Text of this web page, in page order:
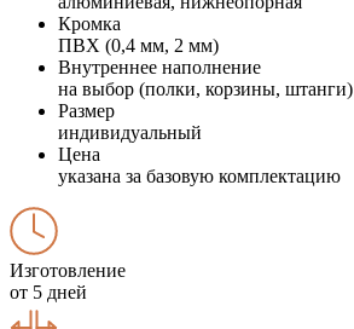
Кромка
ПВХ (0,4 мм, 2 мм)
Внутреннее наполнение
на выбор (полки, корзины, штанги)
Размер
индивидуальный
Цена
указана за базовую комплектацию
Изготовление
от 5 дней